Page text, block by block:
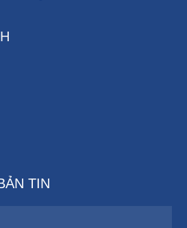
TIN